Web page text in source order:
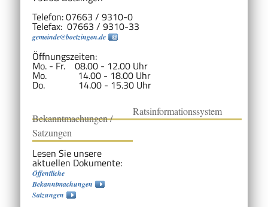
Telefon: 07663 / 9310-0
Telefax: 07663 / 9310-33
gemeinde@boetzingen.de
Öffnungszeiten:
Mo. - Fr. 08.00 - 12.00 Uhr
Mo. 14.00 - 18.00 Uhr
Do. 14.00 - 15.30 Uhr
Bekanntmachungen /
Satzungen
Lesen Sie unsere
aktuellen Dokumente:
Öffentliche
Bekanntmachungen
Satzungen
Ratsinformationssystem